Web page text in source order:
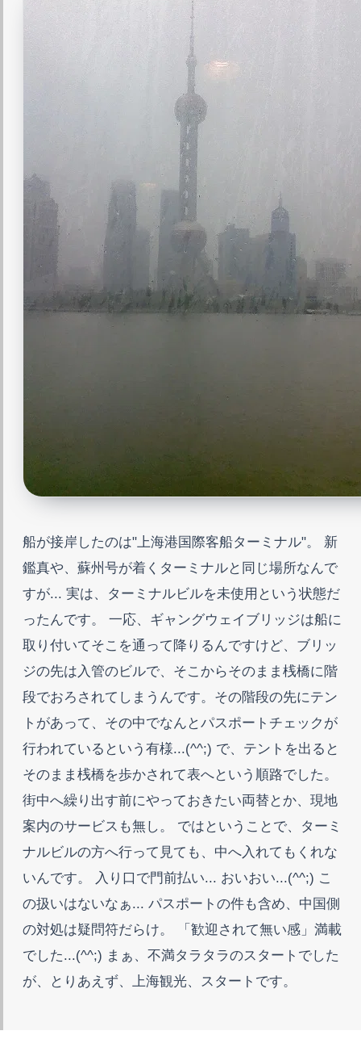
船が接岸したのは"上海港国際客船ターミナル"。 新
鑑真や、蘇州号が着くターミナルと同じ場所なんで
すが... 実は、ターミナルビルを未使用という状態だ
ったんです。 一応、ギャングウェイブリッジは船に
取り付いてそこを通って降りるんですけど、ブリッ
ジの先は入管のビルで、そこからそのまま桟橋に階
段でおろされてしまうんです。その階段の先にテン
トがあって、その中でなんとパスポートチェックが
行われているという有様...(^^;) で、テントを出ると
そのまま桟橋を歩かされて表へという順路でした。
街中へ繰り出す前にやっておきたい両替とか、現地
案内のサービスも無し。 ではということで、ターミ
ナルビルの方へ行って見ても、中へ入れてもくれな
いんです。 入り口で門前払い... おいおい...(^^;) こ
の扱いはないなぁ... パスポートの件も含め、中国側
の対処は疑問符だらけ。 「歓迎されて無い感」満載
でした...(^^;) まぁ、不満タラタラのスタートでした
が、とりあえず、上海観光、スタートです。